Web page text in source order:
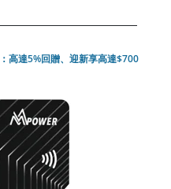
：高達5%回贈、迎新享高達$700